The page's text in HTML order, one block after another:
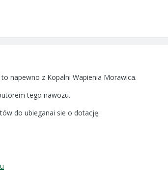
napewno z Kopalni Wapienia Morawica.
tego nawozu.
do ubieganai sie o dotację.